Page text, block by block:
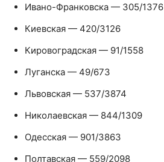
Ивано-Франковска — 305/1376
Киевская — 420/3126
Кировоградская — 91/1558
Луганска — 49/673
Львовская — 537/3874
Николаевская — 844/1309
Одесская — 901/3863
Полтавская — 559/2098